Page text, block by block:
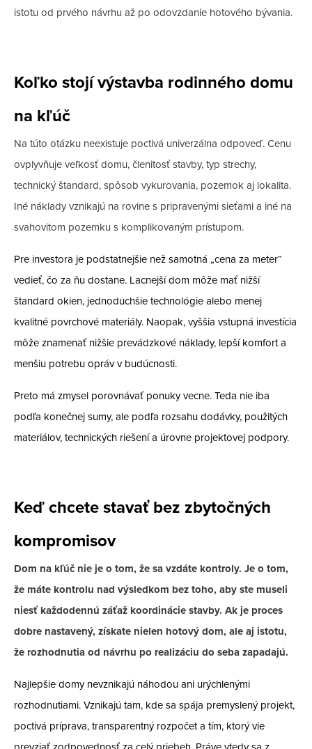
istotu od prvého návrhu až po odovzdanie hotového bývania.
Koľko stojí výstavba rodinného domu
na kľúč
Na túto otázku neexistuje poctivá univerzálna odpoveď. Cenu
ovplyvňuje veľkosť domu, členitosť stavby, typ strechy,
technický štandard, spôsob vykurovania, pozemok aj lokalita.
Iné náklady vznikajú na rovine s pripravenými sieťami a iné na
svahovitom pozemku s komplikovaným prístupom.
Pre investora je podstatnejšie než samotná „cena za meter“
vedieť, čo za ňu dostane. Lacnejší dom môže mať nižší
štandard okien, jednoduchšie technológie alebo menej
kvalitné povrchové materiály. Naopak, vyššia vstupná investícia
môže znamenať nižšie prevádzkové náklady, lepší komfort a
menšiu potrebu opráv v budúcnosti.
Preto má zmysel porovnávať ponuky vecne. Teda nie iba
podľa konečnej sumy, ale podľa rozsahu dodávky, použitých
materiálov, technických riešení a úrovne projektovej podpory.
Keď chcete stavať bez zbytočných
kompromisov
Dom na kľúč nie je o tom, že sa vzdáte kontroly. Je o tom,
že máte kontrolu nad výsledkom bez toho, aby ste museli
niesť každodennú záťaž koordinácie stavby. Ak je proces
dobre nastavený, získate nielen hotový dom, ale aj istotu,
že rozhodnutia od návrhu po realizáciu do seba zapadajú.
Najlepšie domy nevznikajú náhodou ani urýchlenými
rozhodnutiami. Vznikajú tam, kde sa spája premyslený projekt,
poctivá príprava, transparentný rozpočet a tím, ktorý vie